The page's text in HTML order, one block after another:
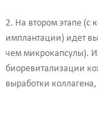
2. На втором этапе (с
имплантации) идет
чем микрокапсулы).
биоревитализации
выработки